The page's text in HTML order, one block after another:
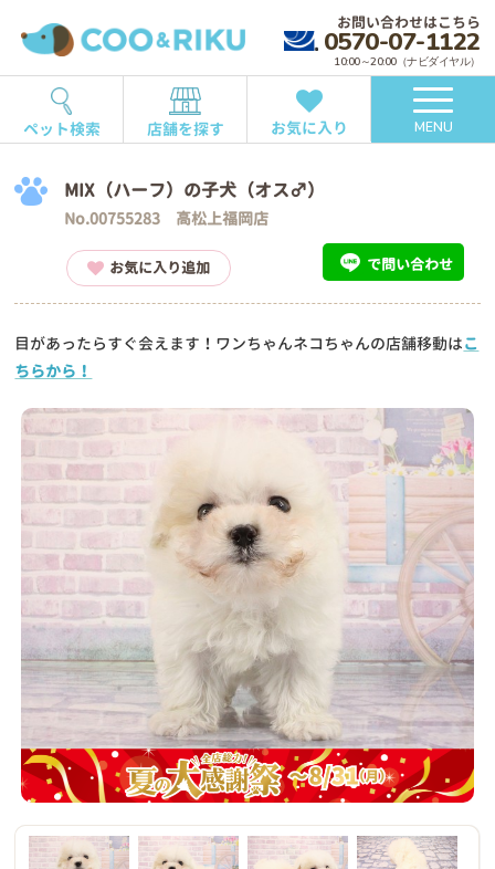
お問い合わせはこちら
0570-07-1122
10:00～20:00（ナビダイヤル）
ペット検索 店舗を探す お気に入り MENU
MIX（ハーフ）の子犬（オス♂）
No.00755283 高松上福岡店
お気に入り追加 で問い合わせ
目があったらすぐ会えます！ワンちゃんネコちゃんの店舗移動はこ
ちらから！